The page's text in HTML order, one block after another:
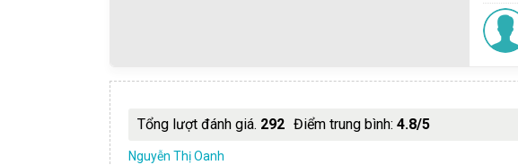
Tổng lượt đánh giá. 292 Điểm trung bình: 4.8/5
Nguyễn Thị Oanh